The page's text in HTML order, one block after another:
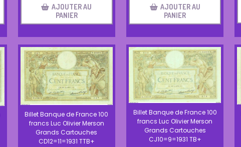
AJOUTER AU
PANIER
AJOUTER AU
PANIER
Billet Banque de France 100
francs Luc Olivier Merson
Grands Cartouches
CD12=11=1931 TTB+
Billet Banque de France 100
francs Luc Olivier Merson
Grands Cartouches
CJ10=9=1931 TB+